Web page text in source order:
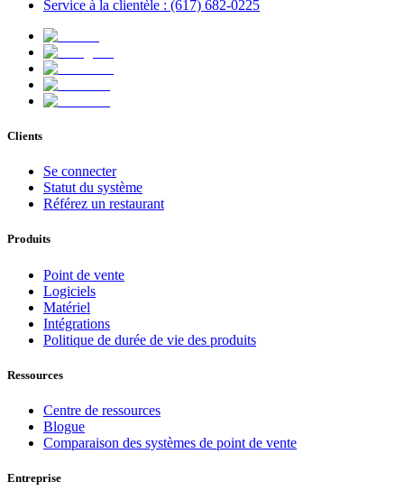
Service à la clientèle : (617) 682-0225
Clients
Se connecter
Statut du système
Référez un restaurant
Produits
Point de vente
Logiciels
Matériel
Intégrations
Politique de durée de vie des produits
Ressources
Centre de ressources
Blogue
Comparaison des systèmes de point de vente
Entreprise